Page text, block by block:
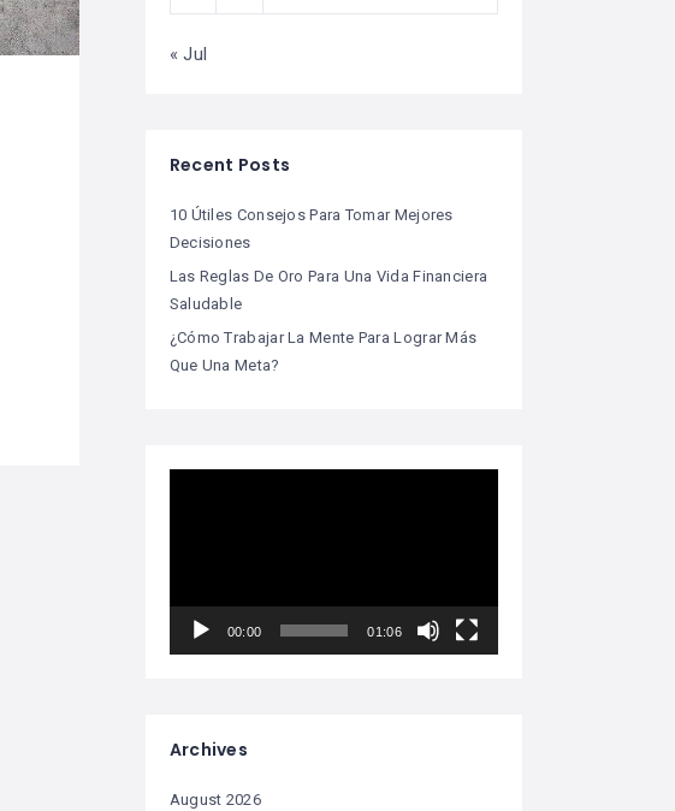
« Jul
Recent Posts
10 Útiles Consejos Para Tomar Mejores
Decisiones
Las Reglas De Oro Para Una Vida Financiera
Saludable
¿Cómo Trabajar La Mente Para Lograr Más
Que Una Meta?
00:00 01:06
Archives
August 2026